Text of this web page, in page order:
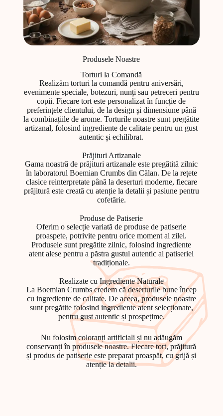
Produsele Noastre
Torturi la Comandă
Realizăm torturi la comandă pentru aniversări,
evenimente speciale, botezuri, nunți sau petreceri pentru
copii. Fiecare tort este personalizat în funcție de
preferințele clientului, de la design și dimensiune până
la combinațiile de arome. Torturile noastre sunt pregătite
artizanal, folosind ingrediente de calitate pentru un gust
autentic și echilibrat.
Prăjituri Artizanale
Gama noastră de prăjituri artizanale este pregătită zilnic
în laboratorul Boemian Crumbs din Călan. De la rețete
clasice reinterpretate până la deserturi moderne, fiecare
prăjitură este creată cu atenție la detalii și pasiune pentru
cofetărie.
Produse de Patiserie
Oferim o selecție variată de produse de patiserie
proaspete, potrivite pentru orice moment al zilei.
Produsele sunt pregătite zilnic, folosind ingrediente
atent alese pentru a păstra gustul autentic al patiseriei
tradiționale.
Realizate cu Ingrediente Naturale
La Boemian Crumbscredem că deserturile bune încep
cu ingrediente de calitate. De aceea, produsele noastre
sunt pregătite folosind ingrediente atent selecționate,
pentru gust autentic și prospețime.
Nu folosim coloranți artificiali și nu adăugăm
conservanți în produsele noastre. Fiecare tort, prăjitură
și produs de patiserie este preparat proaspăt, cu grijă și
atenție la detalii.